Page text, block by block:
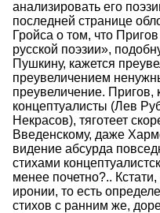
анализировать его
последней странице
Гройса о том, что
русской поэзии»,
Пушкину, кажется
преувеличением
преувеличение. Пригов,
концептуалисты (Лев
Некрасов), тяготеет
Введенскому, даже
видение абсурда
стихами
менее почетно?..
иронии, то есть
стихов с ранним же,